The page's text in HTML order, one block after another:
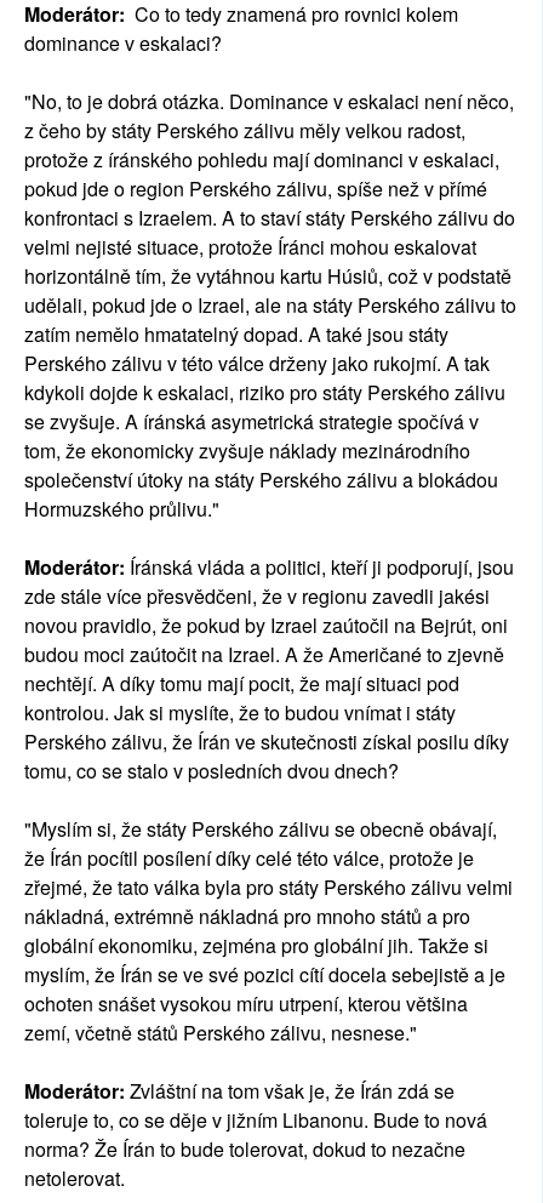
Moderátor: Co to tedy znamená pro rovnici kolem
dominance v eskalaci?
"No, to je dobrá otázka. Dominance v eskalaci není něco,
z čeho by státy Perského zálivu měly velkou radost,
protože z íránského pohledu mají dominanci v eskalaci,
pokud jde o region Perského zálivu, spíše než v přímé
konfrontaci s Izraelem. A to staví státy Perského zálivu do
velmi nejisté situace, protože Íránci mohou eskalovat
horizontálně tím, že vytáhnou kartu Húsiů, což v podstatě
udělali, pokud jde o Izrael, ale na státy Perského zálivu to
zatím nemělo hmatatelný dopad. A také jsou státy
Perského zálivu v této válce drženy jako rukojmí. A tak
kdykoli dojde k eskalaci, riziko pro státy Perského zálivu
se zvyšuje. A íránská asymetrická strategie spočívá v
tom, že ekonomicky zvyšuje náklady mezinárodního
společenství útoky na státy Perského zálivu a blokádou
Hormuzského průlivu."
Moderátor: Íránská vláda a politici, kteří ji podporují, jsou
zde stále více přesvědčeni, že v regionu zavedli jakési
novou pravidlo, že pokud by Izrael zaútočil na Bejrút, oni
budou moci zaútočit na Izrael. A že Američané to zjevně
nechtějí. A díky tomu mají pocit, že mají situaci pod
kontrolou. Jak si myslíte, že to budou vnímat i státy
Perského zálivu, že Írán ve skutečnosti získal posilu díky
tomu, co se stalo v posledních dvou dnech?
"Myslím si, že státy Perského zálivu se obecně obávají,
že Írán pocítil posílení díky celé této válce, protože je
zřejmé, že tato válka byla pro státy Perského zálivu velmi
nákladná, extrémně nákladná pro mnoho států a pro
globální ekonomiku, zejména pro globální jih. Takže si
myslím, že Írán se ve své pozici cítí docela sebejistě a je
ochoten snášet vysokou míru utrpení, kterou většina
zemí, včetně států Perského zálivu, nesnese."
Moderátor: Zvláštní na tom však je, že Írán zdá se
toleruje to, co se děje v jižním Libanonu. Bude to nová
norma? Že Írán to bude tolerovat, dokud to nezačne
netolerovat.